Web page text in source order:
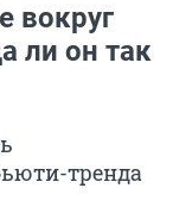
вокруг
ли он так
тренда